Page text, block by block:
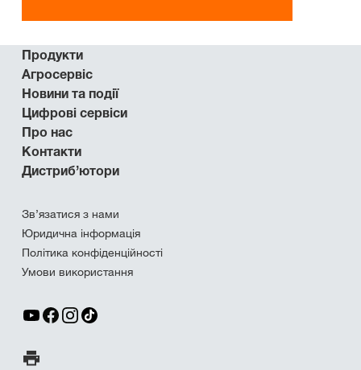
Продукти
Агросервіс
Новини та події
Цифрові сервіси
Про нас
Контакти
Дистриб’ютори
Зв’язатися з нами
Юридична інформація
Політика конфіденційності
Умови використання
Друк сторінки